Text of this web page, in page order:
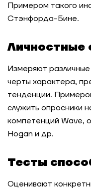
Примером такого
Стэнфорда-Бине.
Личностные
Измеряют различные
черты характера,
тенденции.
служить опросники
компетенций Wave,
Hogan и др.
Тесты
Оценивают